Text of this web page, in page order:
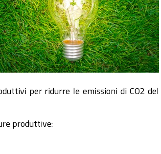
per ridurre le emissioni di CO2 del
produttive: